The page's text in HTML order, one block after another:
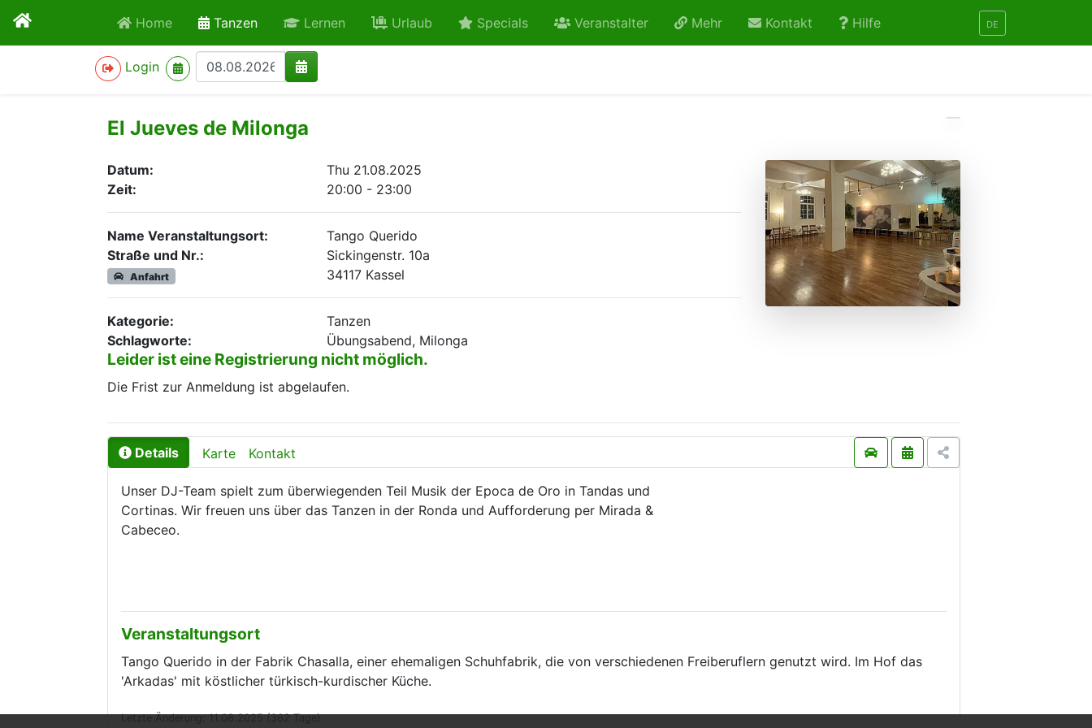
Home Tanzenactive Lernen Urlaub Specials Veranstalter Mehr Kontakt Hilfe DE
Login
>
El Jueves de Milonga
Datum:
Thu 21.08.2025
Zeit:
20:00 - 23:00
Name Veranstaltungsort:
Tango Querido
Straße und Nr.:
Anfahrt
Sickingenstr. 10a
34117 Kassel
Kategorie:
Tanzen
Schlagworte:
Übungsabend, Milonga
Leider ist eine Registrierung nicht möglich.
Die Frist zur Anmeldung ist abgelaufen.
Details Karte Kontakt
Unser DJ-Team spielt zum überwiegenden Teil Musik der Epoca de Oro in Tandas und
Cortinas. Wir freuen uns über das Tanzen in der Ronda und Aufforderung per Mirada &
Cabeceo.
Veranstaltungsort
Tango Querido in der Fabrik Chasalla, einer ehemaligen Schuhfabrik, die von verschiedenen Freiberuflern genutzt wird. Im Hof das
'Arkadas' mit köstlicher türkisch-kurdischer Küche.
Letzte Änderung: 11.08.2025 (362 Tage)